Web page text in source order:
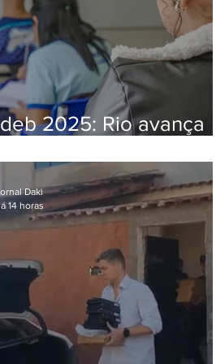
2025: Rio avança
da média nacional
Daki
14 horas